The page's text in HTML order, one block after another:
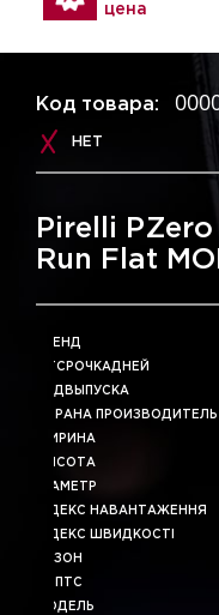
цена
Код товара:
НЕТ
Pirelli PZero
Run Flat
БРЕНД
ОТСРОЧКАДНЕЙ
ГОДВЫПУСКА
СТРАНА ПРОИЗВОДИТЕЛЬ
ШИРИНА
ВЫСОТА
ДІАМЕТР
ІНДЕКС НАВАНТАЖЕННЯ
ІНДЕКС ШВИДКОСТІ
СЕЗОН
ТИПТС
МОДЕЛЬ